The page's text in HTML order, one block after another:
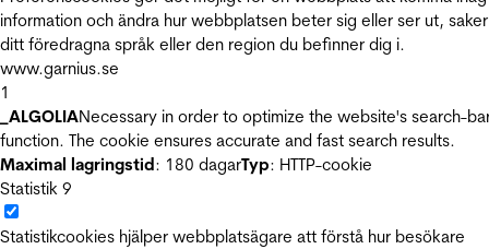
information och ändra hur webbplatsen beter sig eller ser ut,
ditt föredragna språk eller den region du befinner dig i.
www.garnius.se
1
_ALGOLIANecessary in order to optimize the website's search-
function. The cookie ensures accurate and fast search results.
Maximal lagringstid: 180 dagarTyp: HTTP-cookie
Statistik 9
Statistikcookies hjälper webbplatsägare att förstå hur besökare